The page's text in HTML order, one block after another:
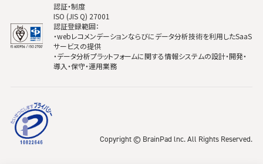
認証・制度
ISO (JIS Q) 27001
認証登録範囲：
・webレコメンデーションならびにデータ分析技術を利用したSaaS
サービスの提供
・データ分析プラットフォームに関する情報システムの設計・開発・
導入・保守・運用業務
Copyright © BrainPad lnc. All Rights Reserved.